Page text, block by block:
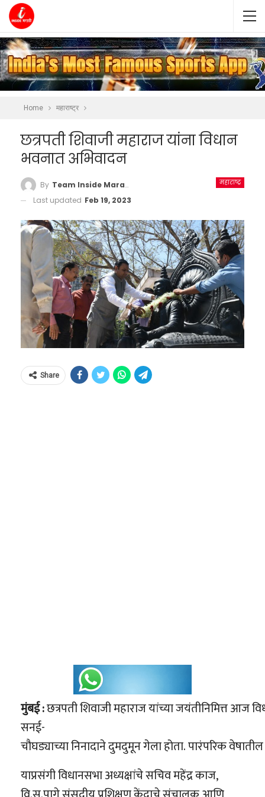
Home महाराष्ट्र
छत्रपती शिवाजी महाराज यांना विधान
भवनात अभिवादन
महाराष्ट्र
By Team Inside Marathi
Last updated Feb 19, 2023
Share
मुंबई:छत्रपती शिवाजी महाराज यांच्या जयंतीनिमित्त आज
सनई-
चौघड्याच्या निनादाने दुमदुमून गेला होता. पारंपरिक
याप्रसंगी विधानसभा अध्यक्षांचे सचिव महेंद्र काज,